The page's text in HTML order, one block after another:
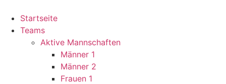
Startseite
Teams
Aktive Mannschaften
Männer 1
Männer 2
Frauen 1